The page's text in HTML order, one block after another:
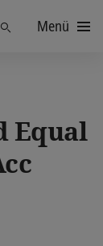
FindenMenü
Equal